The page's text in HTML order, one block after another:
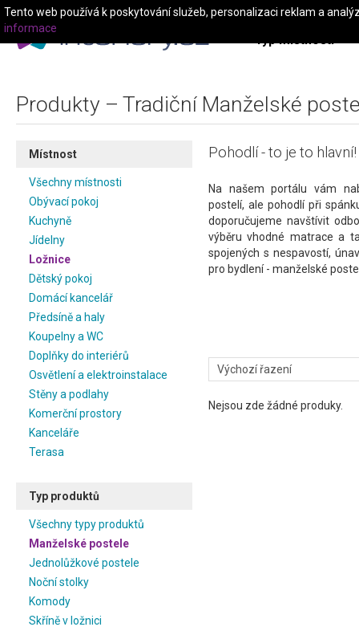
Typ místnosti
Produkty – Tradiční Manželské
Místnost
Všechny místnosti
Obývací pokoj
Kuchyně
Jídelny
Ložnice
Dětský pokoj
Domácí kancelář
Předsíně a haly
Koupelny a WC
Doplňky do interiérů
Osvětlení a elektroinstalace
Stěny a podlahy
Komerční prostory
Kanceláře
Terasa
Typ produktů
Všechny typy produktů
Manželské postele
Jednolůžkové postele
Noční stolky
Komody
Skříně v ložnici
Pohodlí - to je to hlavní!
Na našem portálu vám
postelí, ale pohodlí při
doporučujeme navštívit
výběru vhodné matrace a
spojených s nespavostí,
pro bydlení - manželské
Nejsou zde žádné produky.
Tento web používá k poskytování služeb, personalizaci reklam a
informace